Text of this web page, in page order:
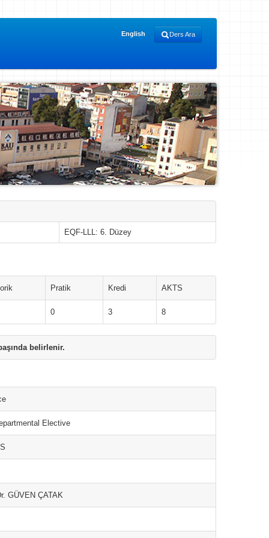
English Ders Ara
EQF-LLL: 6. Düzey
Pratik Kredi AKTS
0 3 8
belirlenir.
Elective
GÜVEN ÇATAK